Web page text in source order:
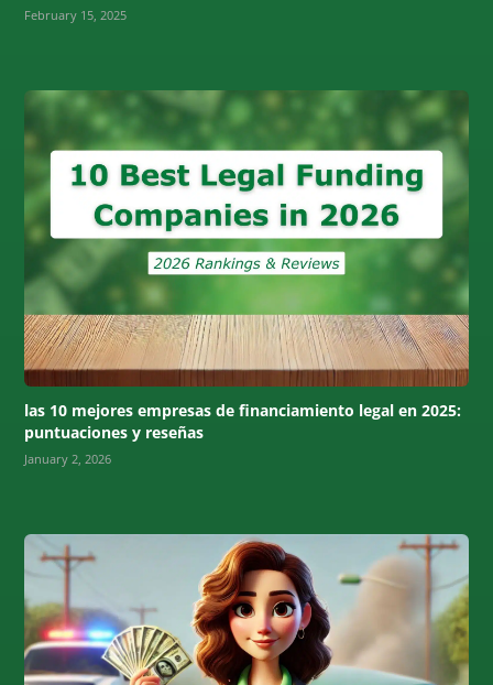
February 15, 2025
las 10 mejores empresas de financiamiento legal en 2025:
puntuaciones y reseñas
January 2, 2026